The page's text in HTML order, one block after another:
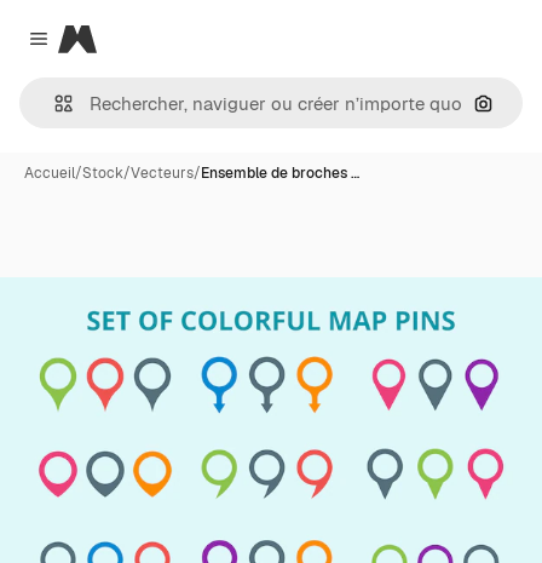
Close menu
Magnific
Accueil/Stock/Vecteurs/Ensemble de broches …